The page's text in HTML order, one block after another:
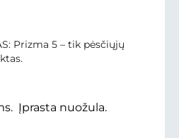
Prizma 5 – tik pėsčiųjų
Įprasta nuožula.